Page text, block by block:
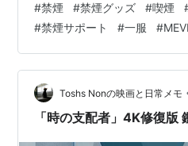
たのでとりあえず気になる物
🤗 見た目はタバコそのもの👀
ない匂いに不安を抱きながら
のが素直な感想😱 香り、風
けして吸えたもんじゃねぇっ
な…
#禁煙 #禁煙グッズ #喫煙
#禁煙サポート #一服 #
Toshs Nonの映画と日常メモ
「時の支配者」4K修復版